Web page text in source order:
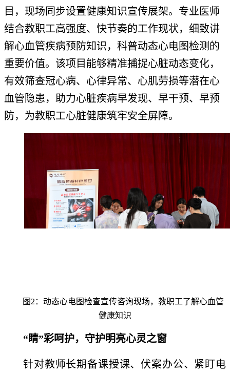
目，现场同步设置健康知识宣传展架。专业医师
结合教职工高强度、快节奏的工作现状，细致讲
解心血管疾病预防知识，科普动态心电图检测的
重要价值。该项目能够精准捕捉心脏动态变化，
有效筛查冠心病、心律异常、心肌劳损等潜在心
血管隐患，助力心脏疾病早发现、早干预、早预
防，为教职工心脏健康筑牢安全屏障。
图2：动态心电图检查宣传咨询现场，教职工了解心血管
健康知识
“睛”彩呵护，守护明亮心灵之窗
针对教师长期备课授课、伏案办公、紧盯电